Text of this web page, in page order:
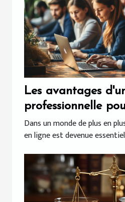
Les avantages
professionnelle
internet
Dans un monde de plus en
en ligne est devenue